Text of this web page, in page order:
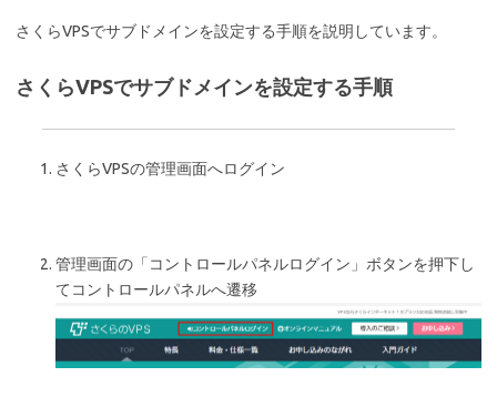
さくらVPSでサブドメインを設定する手順を説明しています。
さくらVPSでサブドメインを設定する手順
さくらVPSの管理画面へログイン
管理画面の「コントロールパネルログイン」ボタンを押下し
てコントロールパネルへ遷移